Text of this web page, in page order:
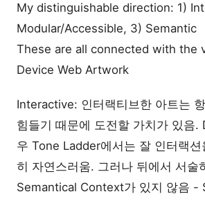
My distinguishable direction: 1)
Modular/Accessible, 3) Semantic
These are all connected with the
Device Web Artwork
Interactive: 인터랙티브한 아트는
힘들기 때문에 도전할 가치가 있음.
우 Tone Ladder에서는 잘 인터랙션
히 자연스러움. 그러나 뒤에서 서술
Semantical Context가 있지 않음 -